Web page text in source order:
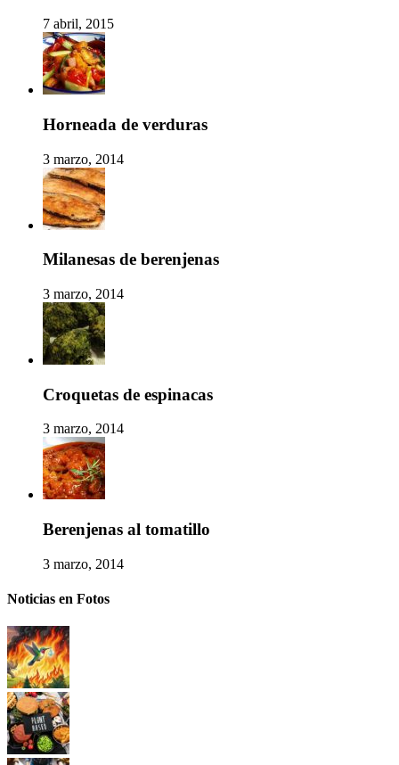
7 abril, 2015
Horneada de verduras
3 marzo, 2014
Milanesas de berenjenas
3 marzo, 2014
Croquetas de espinacas
3 marzo, 2014
Berenjenas al tomatillo
3 marzo, 2014
Noticias en Fotos